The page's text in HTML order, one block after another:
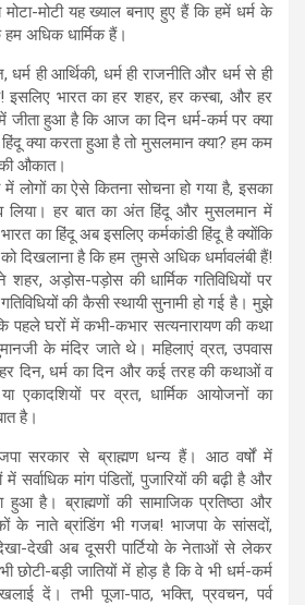
मोटी यह ख्याल बनाए हुए हैं कि हमें धर्म के
अधिक धार्मिक हैं।
धर्म ही आर्थिकी, धर्म ही राजनीति और धर्म से ही
इसलिए भारत का हर शहर, हर कस्बा, और हर
में जीता हुआ है कि आज का दिन धर्म-कर्म पर क्या
हिंदू क्या करता हुआ है तो मुसलमान क्या? हम कम
औकात।
लोगों का ऐसे कितना सोचना हो गया है, इसका
लिया। हर बात का अंत हिंदू और मुसलमान में
का हिंदू अब इसलिए कर्मकांडी हिंदू है क्योंकि
दिखलाना है कि हम तुमसे अधिक धर्मावलंबी हैं!
अड़ोस-पड़ोस की धार्मिक गतिविधियों पर
की कैसी स्थायी सुनामी हो गई है। मुझे
पहले घरों में कभी-कभार सत्यनारायण की कथा
के मंदिर जाते थे। महिलाएं व्रत, उपवास
दिन, धर्म का दिन और कई तरह की कथाओं व
एकादशियों पर व्रत, धार्मिक आयोजनों का
है।
सरकार से ब्राह्मण धन्य हैं। आठ वर्षों में
में सर्वाधिक मांग पंडितों, पुजारियों की बढ़ी है और
हुआ है। ब्राह्मणों की सामाजिक प्रतिष्ठा और
के नाते ब्रांडिंग भी गजब! भाजपा के सांसदों,
देखी अब दूसरी पार्टियो के नेताओं से लेकर
बड़ी जातियों में होड़ है कि वे भी धर्म-कर्म
दें। तभी पूजा-पाठ, भक्ति, प्रवचन, पर्व